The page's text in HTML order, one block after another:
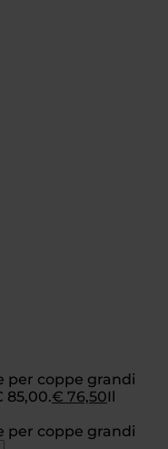
per coppe grandi
85,00.€ 76,50Il
per coppe grandi